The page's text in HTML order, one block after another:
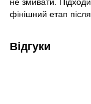
фінішний етап
Відгуки